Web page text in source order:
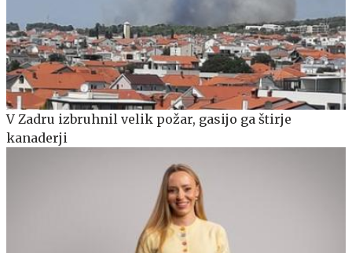
V Zadru izbruhnil velik požar, gasijo ga štirje
kanaderji